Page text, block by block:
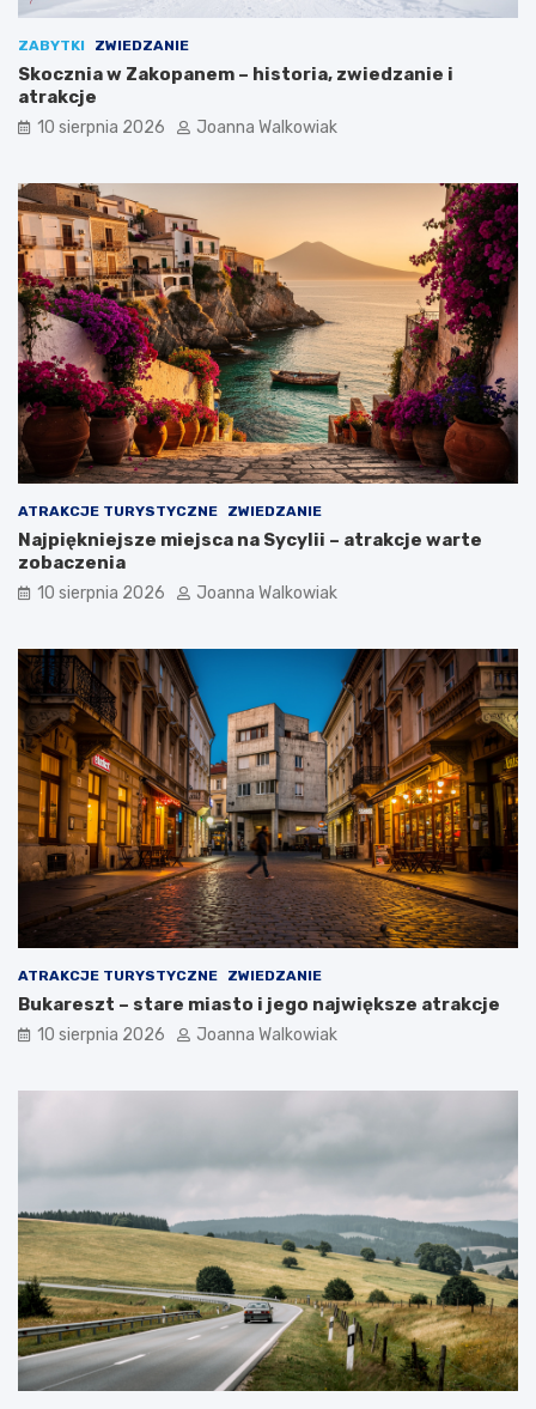
ZABYTKI ZWIEDZANIE
Skocznia w Zakopanem – historia, zwiedzanie i
atrakcje
10 sierpnia 2026 Joanna Walkowiak
ATRAKCJE TURYSTYCZNE ZWIEDZANIE
Najpiękniejsze miejsca na Sycylii – atrakcje warte
zobaczenia
10 sierpnia 2026 Joanna Walkowiak
ATRAKCJE TURYSTYCZNE ZWIEDZANIE
Bukareszt – stare miasto i jego największe atrakcje
10 sierpnia 2026 Joanna Walkowiak